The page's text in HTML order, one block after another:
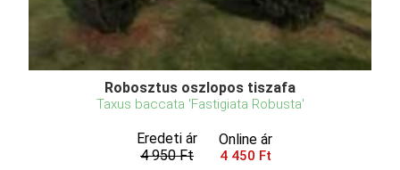
Robosztus oszlopos tiszafa
Taxus baccata 'Fastigiata Robusta'
Eredeti ár
4 950 Ft
Online ár
4 450 Ft